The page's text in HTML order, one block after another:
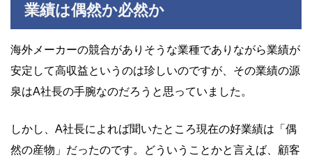
業績は偶然か必然か
海外メーカーの競合がありそうな業種でありながら業績が
安定して高収益というのは珍しいのですが、その業績の源
泉はA社長の手腕なのだろうと思っていました。
しかし、A社長によれば聞いたところ現在の好業績は「偶
然の産物」だったのです。どういうことかと言えば、顧客